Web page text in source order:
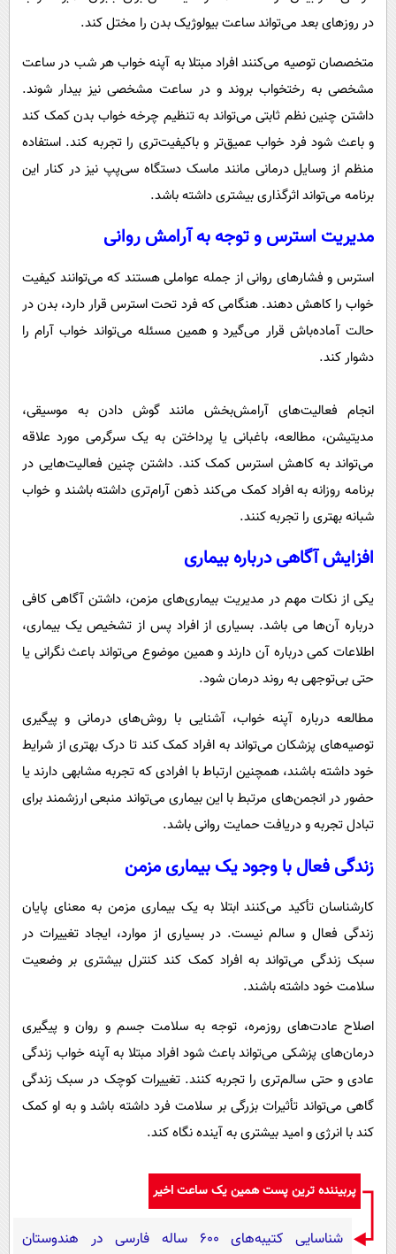
در روزهای بعد می‌تواند ساعت بیولوژیک بدن را مختل کند.
متخصصان توصیه می‌کنند افراد مبتلا به آپنه خواب هر شب در ساعت
مشخصی به رختخواب بروند و در ساعت مشخصی نیز بیدار شوند.
داشتن چنین نظم ثابتی می‌تواند به تنظیم چرخه خواب بدن کمک کند
و باعث شود فرد خواب عمیق‌تر و باکیفیت‌تری را تجربه کند. استفاده
منظم از وسایل درمانی مانند ماسک دستگاه سی‌پپ نیز در کنار این
برنامه می‌تواند اثرگذاری بیشتری داشته باشد.
مدیریت استرس و توجه به آرامش روانی
استرس و فشارهای روانی از جمله عواملی هستند که می‌توانند کیفیت
خواب را کاهش دهند. هنگامی که فرد تحت استرس قرار دارد، بدن در
حالت آماده‌باش قرار می‌گیرد و همین مسئله می‌تواند خواب آرام را
دشوار کند.
انجام فعالیت‌های آرامش‌بخش مانند گوش دادن به موسیقی،
مدیتیشن، مطالعه، باغبانی یا پرداختن به یک سرگرمی مورد علاقه
می‌تواند به کاهش استرس کمک کند. داشتن چنین فعالیت‌هایی در
برنامه روزانه به افراد کمک می‌کند ذهن آرام‌تری داشته باشند و خواب
شبانه بهتری را تجربه کنند.
افزایش آگاهی درباره بیماری
یکی از نکات مهم در مدیریت بیماری‌های مزمن، داشتن آگاهی کافی
درباره آن‌ها می باشد. بسیاری از افراد پس از تشخیص یک بیماری،
اطلاعات کمی درباره آن دارند و همین موضوع می‌تواند باعث نگرانی یا
حتی بی‌توجهی به روند درمان شود.
مطالعه درباره آپنه خواب، آشنایی با روش‌های درمانی و پیگیری
توصیه‌های پزشکان می‌تواند به افراد کمک کند تا درک بهتری از شرایط
خود داشته باشند، همچنین ارتباط با افرادی که تجربه مشابهی دارند یا
حضور در انجمن‌های مرتبط با این بیماری می‌تواند منبعی ارزشمند برای
تبادل تجربه و دریافت حمایت روانی باشد.
زندگی فعال با وجود یک بیماری مزمن
کارشناسان تأکید می‌کنند ابتلا به یک بیماری مزمن به معنای پایان
زندگی فعال و سالم نیست. در بسیاری از موارد، ایجاد تغییرات در
سبک زندگی می‌تواند به افراد کمک کند کنترل بیشتری بر وضعیت
سلامت خود داشته باشند.
اصلاح عادت‌های روزمره، توجه به سلامت جسم و روان و پیگیری
درمان‌های پزشکی می‌تواند باعث شود افراد مبتلا به آپنه خواب زندگی
عادی و حتی سالم‌تری را تجربه کنند. تغییرات کوچک در سبک زندگی
گاهی می‌تواند تأثیرات بزرگی بر سلامت فرد داشته باشد و به او کمک
کند با انرژی و امید بیشتری به آینده نگاه کند.
پربیننده ترین پست همین یک ساعت اخیر
شناسایی کتیبه‌های ۶۰۰ ساله فارسی در هندوستان